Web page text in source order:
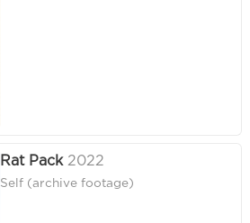
Rat Pack 2022
Self (archive footage)